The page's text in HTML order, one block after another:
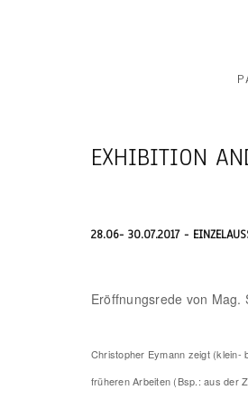
EXHIBITION
28.06- 30.07.2017 -
Eröffnungsrede von Mag.
Christopher Eymann zeigt (klein-
früheren Arbeiten (Bsp.: aus der